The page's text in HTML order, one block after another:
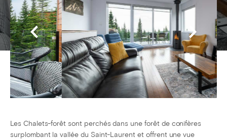
Les Chalets-forêt sont perchés dans une forêt de conifères
surplombant la vallée du Saint-Laurent et offrent une vue